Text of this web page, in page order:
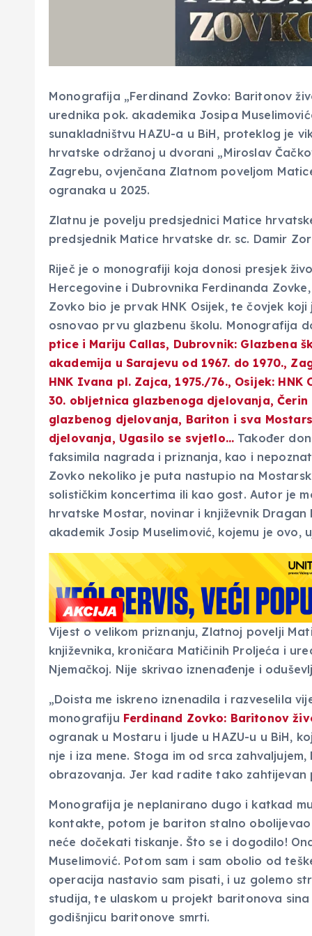
Monografija „Ferdinand Zovko: Baritonov
urednika pok. akademika Josipa
sunakladništvu HAZU-a u BiH, proteklog je
hrvatske održanoj u dvorani „Miroslav
Zagrebu, ovjenčana Zlatnom poveljom
ogranaka u 2025.
Zlatnu je povelju predsjednici Matice
predsjednik Matice hrvatske dr. sc. Damir
Riječ je o monografiji koja donosi presjek
Hercegovine i Dubrovnika Ferdinanda
Zovko bio je prvak HNK Osijek, te čovjek
osnovao prvu glazbenu školu. Monografija
ptice i Mariju Callas, Dubrovnik: Glazbena
akademija u Sarajevu od 1967. do 1970.,
HNK Ivana pl. Zajca, 1975./76., Osijek: HNK
30. obljetnica glazbenoga djelovanja,
glazbenog djelovanja, Bariton i sva
djelovanja, Ugasilo se svjetlo…Također
faksimila nagrada i priznanja, kao i
Zovko nekoliko je puta nastupio na
solističkim koncertima ili kao gost. Autor je
hrvatske Mostar, novinar i književnik
akademik Josip Muselimović, kojemu je
Vijest o velikom priznanju, Zlatnoj povelji
književnika, kroničara Matičinih Proljeća i
Njemačkoj. Nije skrivao iznenađenje i
„Doista me iskreno iznenadila i razveselila
monografiju Ferdinand Zovko: Baritonov
ogranak u Mostaru i ljude u HAZU-u u BiH,
nje i iza mene. Stoga im od srca
obrazovanja. Jer kad radite tako
Monografija je neplanirano dugo i katkad
kontakte, potom je bariton stalno
neće dočekati tiskanje. Što se i dogodilo!
Muselimović. Potom sam i sam obolio od
operacija nastavio sam pisati, i uz golemo
studija, te ulaskom u projekt baritonova
godišnjicu baritonove smrti.